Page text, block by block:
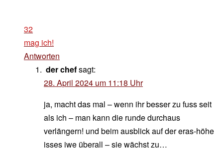
32
mag ich!
Antworten
der chefsagt:
28. April 2024 um 11:18 Uhr
ja, macht das mal – wenn ihr besser zu fuss seit
als ich – man kann die runde durchaus
verlängern! und beim ausblick auf der eras-höhe
isses iwe überall – sie wächst zu…